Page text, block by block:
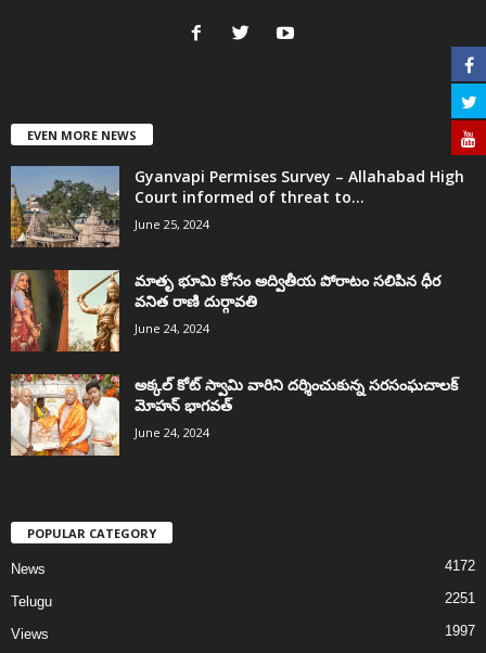
EVEN MORE NEWS
Gyanvapi Permises Survey – Allahabad High
Court informed of threat to...
June 25, 2024
మాతృ భూమి కోసం అద్వితీయ పోరాటం సలిపిన ధీర
వనిత రాణి దుర్గావతి
June 24, 2024
అక్కల్‌ కోట్‌ స్వామి వారిని దర్శించుకున్న సరసంఘచాలక్
మోహన్ భాగవత్
June 24, 2024
POPULAR CATEGORY
News 4172
Telugu 2251
Views 1997